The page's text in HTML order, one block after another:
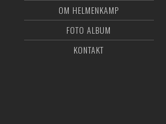
OM HELMENKAMP
FOTO ALBUM
KONTAKT